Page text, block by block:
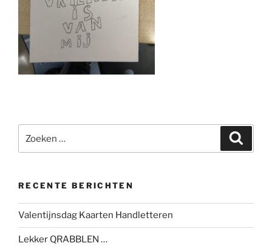
naar:
RECENTE BERICHTEN
Valentijnsdag Kaarten Handletteren
Lekker QRABBLEN …